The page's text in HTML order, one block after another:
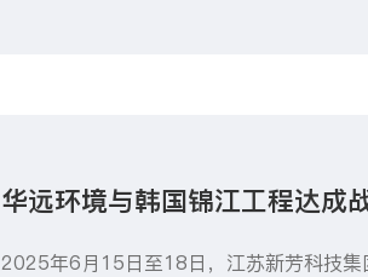
华远环境与韩国锦江工程达成
2025年6月15日至18日，江苏新芳科技